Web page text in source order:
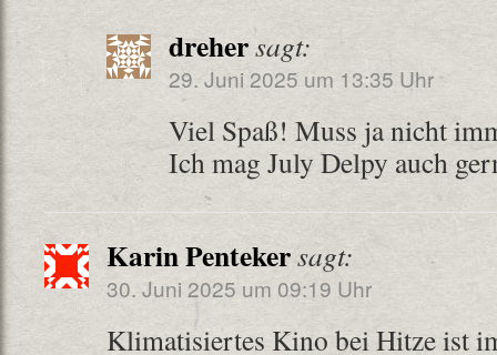
drehersagt:
29. Juni 2025 um 13:35 Uhr
Viel Spaß! Muss ja nicht
Ich mag July Delpy auch
Karin Pentekersagt:
30. Juni 2025 um 09:19 Uhr
Klimatisiertes Kino bei Hitze ist